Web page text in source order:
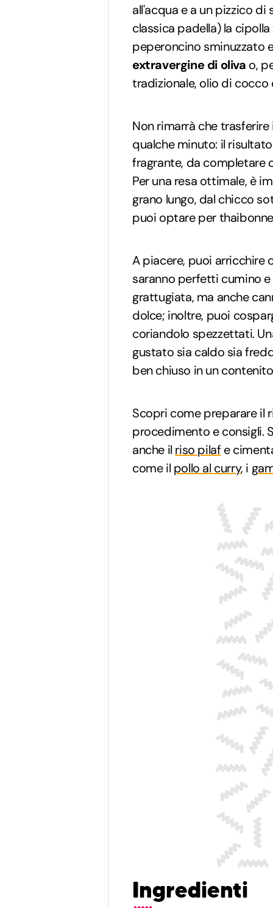
all'acqua e a un pizzico
classica padella) la
peperoncino sminuzzato
extravergine di oliva o,
tradizionale, olio di
Non rimarrà che
qualche minuto: il
fragrante, da completare
Per una resa ottimale, è
grano lungo, dal chicco
puoi optare per
A piacere, puoi arricchire
saranno perfetti cumino
grattugiata, ma anche
dolce; inoltre, puoi
coriandolo spezzettati.
gustato sia caldo sia
ben chiuso in un
Scopri come preparare il
procedimento e consigli.
anche il riso pilaf e
come il pollo al curry, i
Ingredienti